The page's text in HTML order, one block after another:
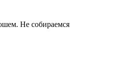
Не собираемся